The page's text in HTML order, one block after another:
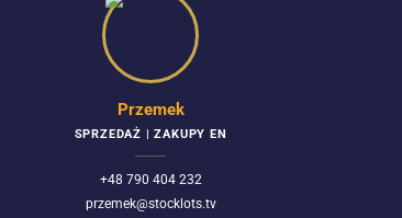
Przemek
SPRZEDAŻ | ZAKUPY EN
+48 790 404 232
przemek@stocklots.tv